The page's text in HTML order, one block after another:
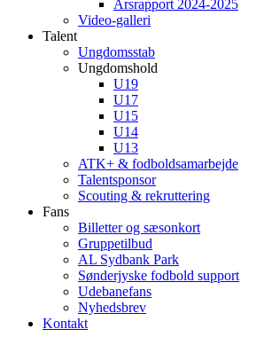
Årsrapport 2024-2025
Video-galleri
Talent
Ungdomsstab
Ungdomshold
U19
U17
U15
U14
U13
ATK+ & fodboldsamarbejde
Talentsponsor
Scouting & rekruttering
Fans
Billetter og sæsonkort
Gruppetilbud
AL Sydbank Park
Sønderjyske fodbold support
Udebanefans
Nyhedsbrev
Kontakt